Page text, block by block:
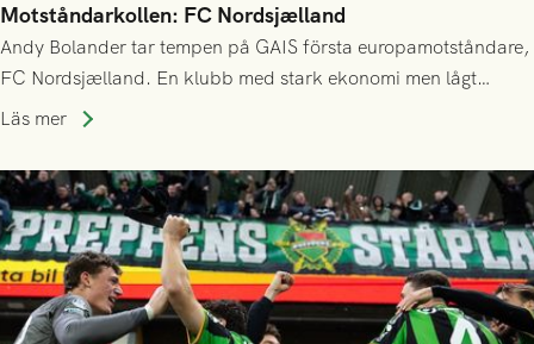
Motståndarkollen: FC Nordsjælland
Andy Bolander tar tempen på GAIS första europamotståndare,
FC Nordsjælland. En klubb med stark ekonomi men lågt
publiksnitt, ett lag med både kollektiv styrka och individuell
Läs mer